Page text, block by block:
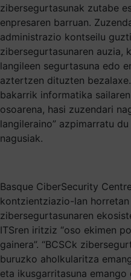
zibersegurtasunak zutabe
enpresaren barruan.
administrazio kontseilu
zibersegurtasunaren auzia,
langileen segurtasuna edo
aztertzen dituzten
bakarrik informatika
osoarena, hasi zuzendari
langileraino” azpimarratu
nagusiak.
Basque CiberSecurity
kontzientziazio-lan
zibersegurtasunaren
ITSren iritziz “oso ekimen
gainera”. “BCSCk
buruzko aholkularitza
eta ikusgarritasuna